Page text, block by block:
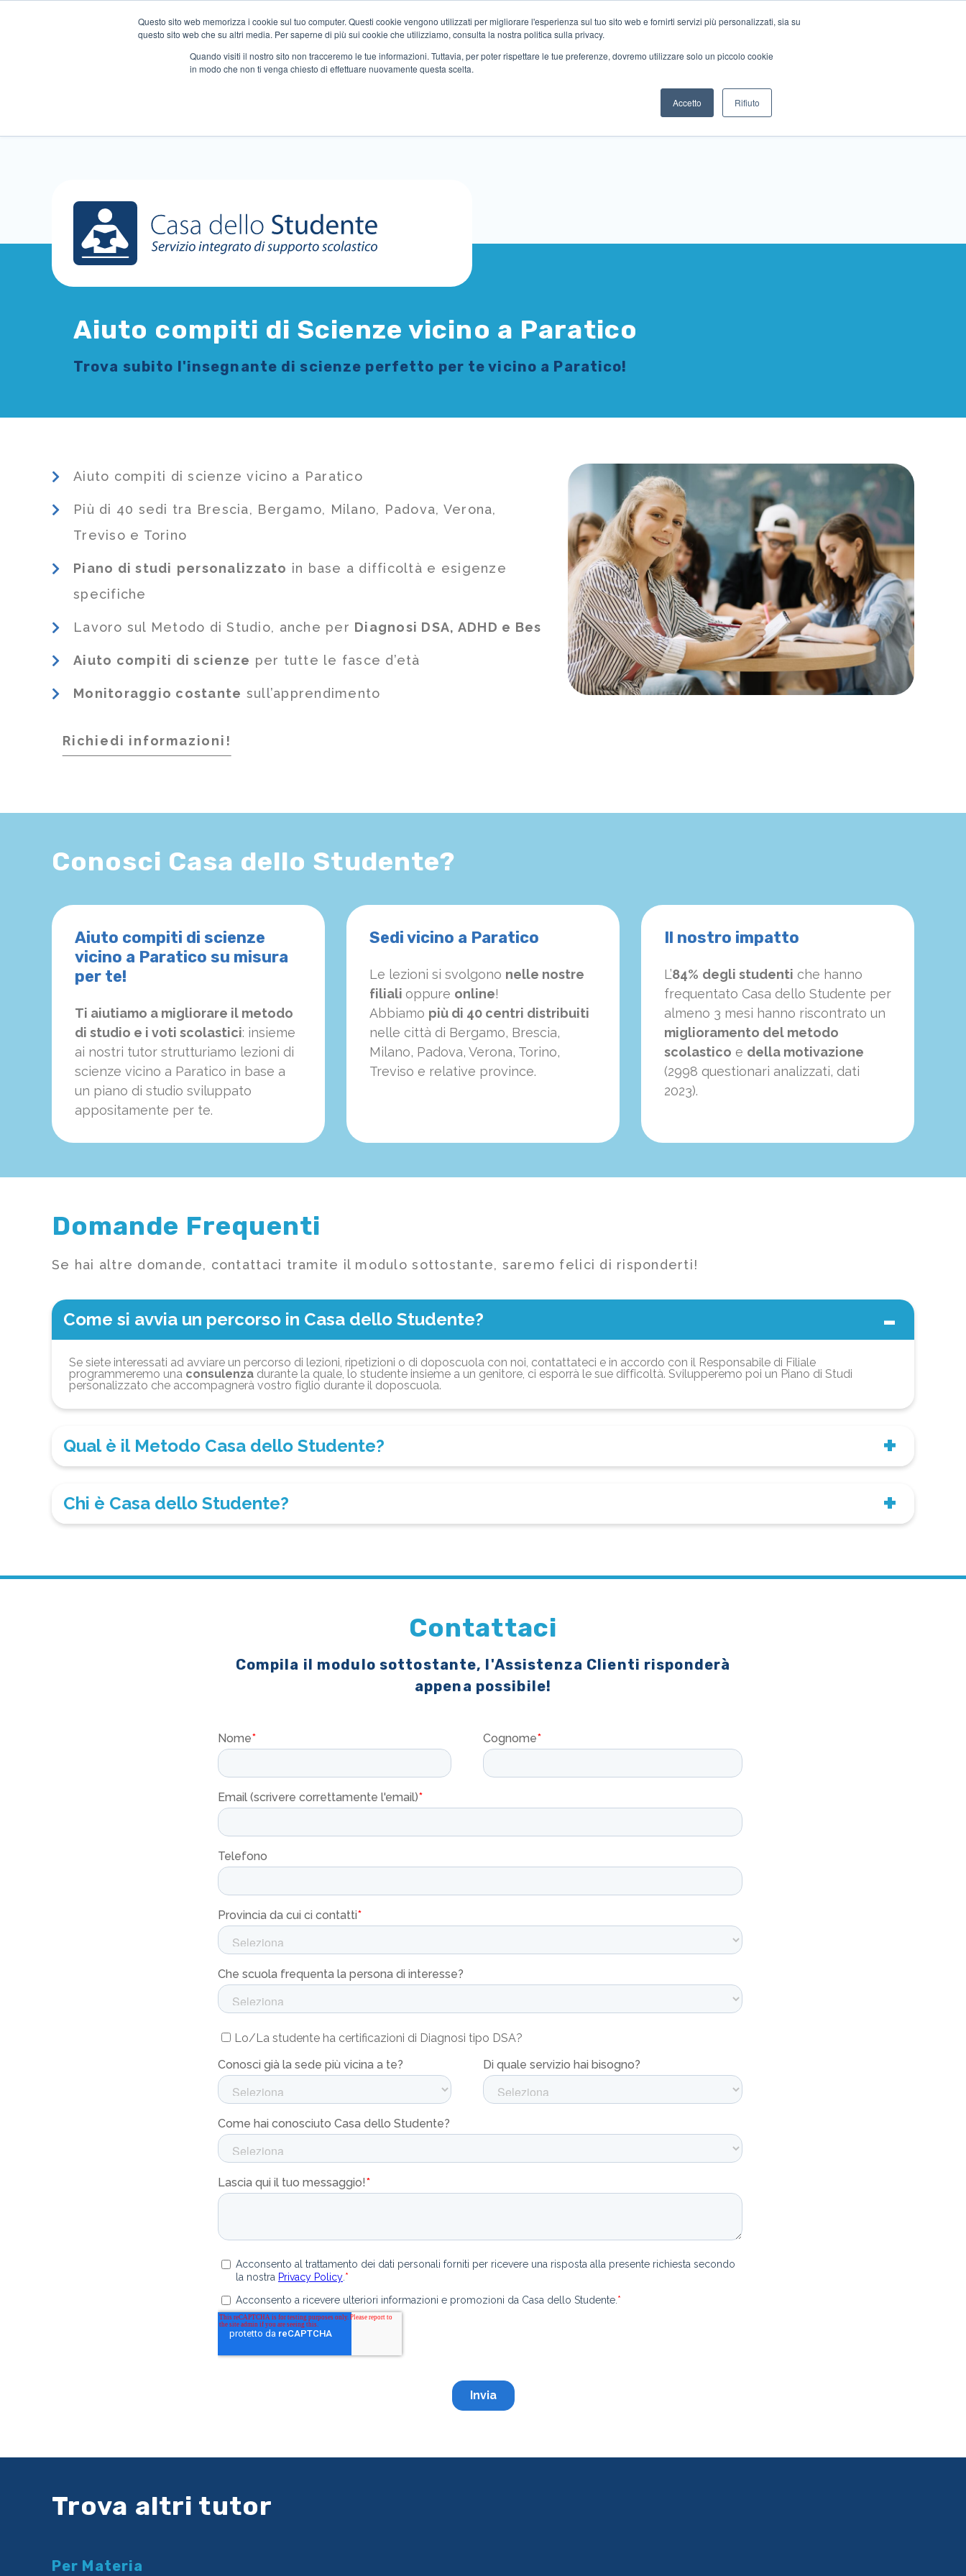
Questo sito web memorizza i cookie sul tuo computer. Questi cookie vengono utilizzati per migliorare l'esperienza sul tuo sito web e fornirti servizi più personalizzati, sia su
questo sito web che su altri media. Per saperne di più sui cookie che utilizziamo, consulta la nostra politica sulla privacy.
Quando visiti il ​​nostro sito non tracceremo le tue informazioni. Tuttavia, per poter rispettare le tue preferenze, dovremo utilizzare solo un piccolo cookie
in modo che non ti venga chiesto di effettuare nuovamente questa scelta.
Accetto Rifiuto
Aiuto compiti di Scienze vicino a Paratico
Trova subito l'insegnante di scienze perfetto per te vicino a Paratico!
Aiuto compiti di scienze vicino a Paratico
Più di 40 sedi tra Brescia, Bergamo, Milano, Padova, Verona,
Treviso e Torino
Piano di studi personalizzato in base a difficoltà e esigenze
specifiche
Lavoro sul Metodo di Studio, anche per Diagnosi DSA, ADHD e Bes
Aiuto compiti di scienze per tutte le fasce d’età
Monitoraggio costante sull’apprendimento
Richiedi informazioni!
Conosci Casa dello Studente?
Aiuto compiti di scienze
vicino a Paratico su misura
per te!
Ti aiutiamo a migliorare il metodo
di studio e i voti scolastici: insieme
ai nostri tutor strutturiamo lezioni di
scienze vicino a Paratico in base a
un piano di studio sviluppato
appositamente per te.
Sedi vicino a Paratico
Le lezioni si svolgono nelle nostre
filiali oppure online!
Abbiamo più di 40 centri distribuiti
nelle città di Bergamo, Brescia,
Milano, Padova, Verona, Torino,
Treviso e relative province.
Il nostro impatto
L’84% degli studenti che hanno
frequentato Casa dello Studente per
almeno 3 mesi hanno riscontrato un
miglioramento del metodo
scolastico e della motivazione
(2998 questionari analizzati, dati
2023).
Domande Frequenti
Se hai altre domande, contattaci tramite il modulo sottostante, saremo felici di risponderti!
Come si avvia un percorso in Casa dello Studente?
Se siete interessati ad avviare un percorso di lezioni, ripetizioni o di doposcuola con noi, contattateci e in accordo con il Responsabile di Filiale
programmeremo una consulenza durante la quale, lo studente insieme a un genitore, ci esporrà le sue difficoltà. Svilupperemo poi un Piano di Studi
personalizzato che accompagnerà vostro figlio durante il doposcuola.
Qual è il Metodo Casa dello Studente?
Chi è Casa dello Studente?
Contattaci
Compila il modulo sottostante, l'Assistenza Clienti risponderà
appena possibile!
Trova altri tutor
Per Materia